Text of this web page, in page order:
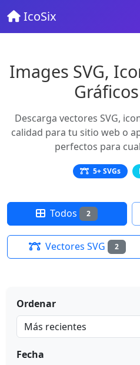
IcoSix
Images SVG,
Descarga vectores SVG,
calidad para tu sitio web o
perfectos para
5+ SVGs
Todos 2
Vectores SVG 2
Ordenar
Fecha